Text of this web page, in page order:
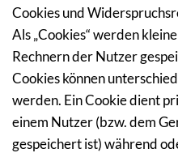
Cookies und
Als „Cookies“ werden
Rechnern der Nutzer
Cookies können
werden. Ein Cookie dient
einem Nutzer (bzw. dem
gespeichert ist) während